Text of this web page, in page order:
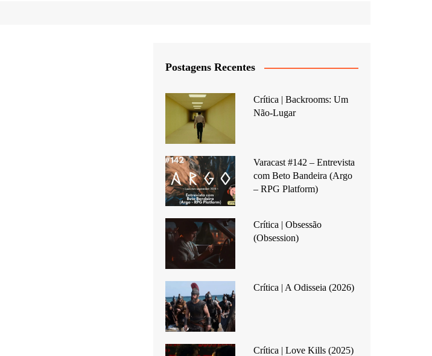
Postagens Recentes
Crítica | Backrooms: Um
Não-Lugar
Varacast #142 – Entrevista
com Beto Bandeira (Argo
– RPG Platform)
Crítica | Obsessão
(Obsession)
Crítica | A Odisseia (2026)
Crítica | Love Kills (2025)